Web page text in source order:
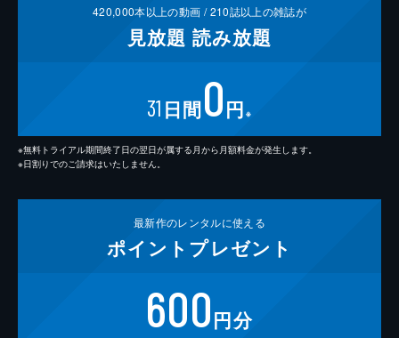
420,000本以上の動画 /210誌以上の雑誌が
見放題 読み放題
31 日間0円 ※
※無料トライアル期間終了日の翌日が属する月から月額料金が発生します。
※日割りでのご請求はいたしません。
最新作のレンタルに使える
ポイント プレゼント
600円分